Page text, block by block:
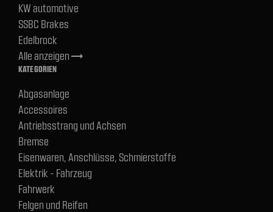
KW automotive
SSBC Brakes
Edelbrock
Alle anzeigentrending_flat
KATEGORIEN
Abgasanlage
Accessoires
Antriebsstrang und Achsen
Bremse
Eisenwaren, Anschlüsse, Schmierstoffe
Elektrik - Fahrzeug
Fahrwerk
Felgen und Reifen